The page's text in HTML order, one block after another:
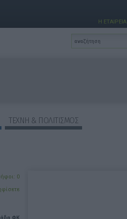
Η ΕΤΑΙΡΕΙΑ
ΤΕΧΝΗ & ΠΟΛΙΤΙΣΜΟΣ
0